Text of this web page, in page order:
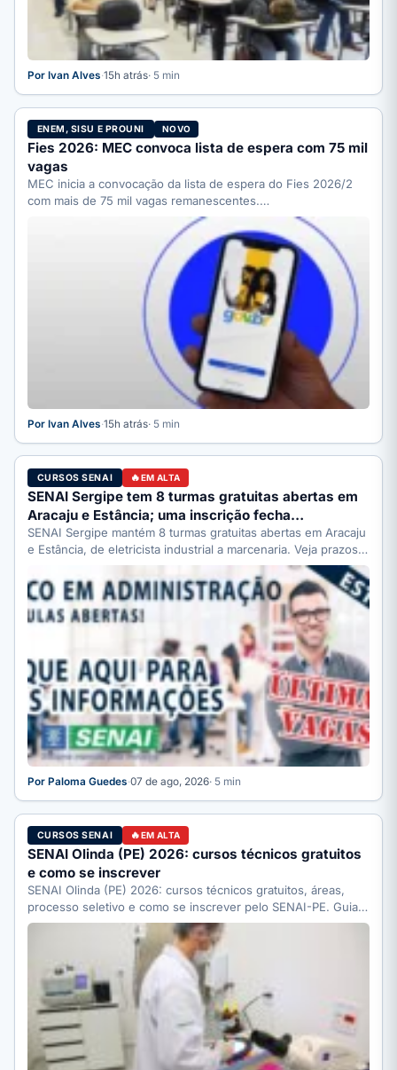
Por Ivan Alves·15h atrás· 5 min
ENEM, SISU E PROUNI NOVO
Fies 2026: MEC convoca lista de espera com 75 mil
vagas
MEC inicia a convocação da lista de espera do Fies 2026/2
com mais de 75 mil vagas remanescentes.…
Por Ivan Alves·15h atrás· 5 min
CURSOS SENAI EM ALTA
SENAI Sergipe tem 8 turmas gratuitas abertas em
Aracaju e Estância; uma inscrição fecha…
SENAI Sergipe mantém 8 turmas gratuitas abertas em Aracaju
e Estância, de eletricista industrial a marcenaria. Veja prazos:
Por Paloma Guedes·07 de ago, 2026· 5 min
CURSOS SENAI EM ALTA
SENAI Olinda (PE) 2026: cursos técnicos gratuitos
e como se inscrever
SENAI Olinda (PE) 2026: cursos técnicos gratuitos, áreas,
processo seletivo e como se inscrever pelo SENAI-PE. Guia
completo.